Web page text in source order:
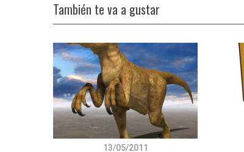
También te va a gustar
13/05/2011